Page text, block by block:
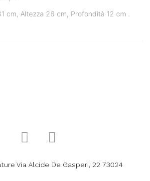
cm, Altezza 26 cm, Profondità 12 cm .
Via Alcide De Gasperi, 22 73024